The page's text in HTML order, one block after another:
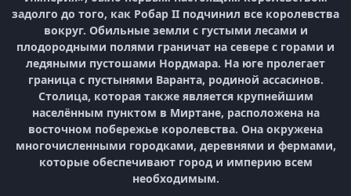
задолго до того, как Робар II подчинил все королевства
вокруг. Обильные земли с густыми лесами и
плодородными полями граничат на севере с горами и
ледяными пустошами Нордмара. На юге пролегает
граница с пустынями Варанта, родиной ассасинов.
Столица, которая также является крупнейшим
населённым пунктом в Миртане, расположена на
восточном побережье королевства. Она окружена
многочисленными городками, деревнями и фермами,
которые обеспечивают город и империю всем
необходимым.